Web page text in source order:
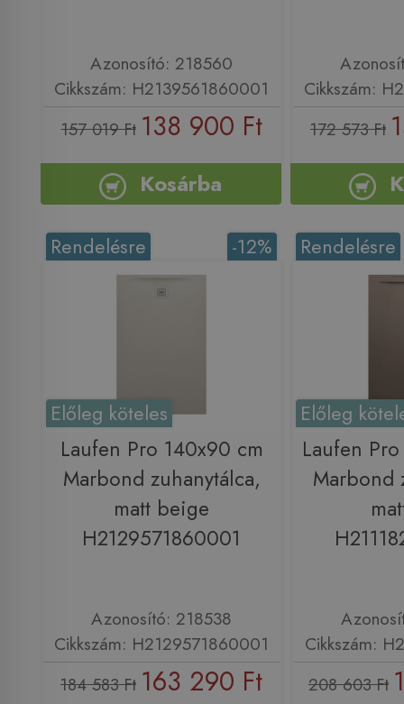
Azonosító: 218560
Cikkszám: H2139561860001
157 019 Ft 138 900 Ft
Kosárba
Cikkszám:
172 573 Ft
-12%
Rendelésre
Előleg köteles
Laufen Pro 140x90 cm
Marbond zuhanytálca,
matt beige
H2129571860001
Azonosító: 218538
Cikkszám: H2129571860001
184 583 Ft 163 290 Ft
Rendelésre
Előleg
Laufen
Marbond
Cikkszám:
208 603 Ft